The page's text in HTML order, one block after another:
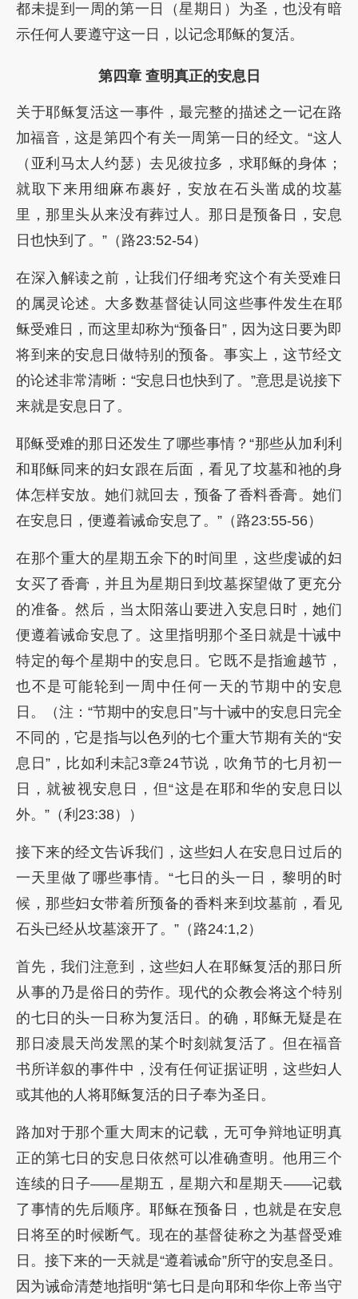
都未提到一周的第一日（星期日）为圣，也没有暗
示任何人要遵守这一日，以记念耶稣的复活。
第四章 查明真正的安息日
关于耶稣复活这一事件，最完整的描述之一记在路
加福音，这是第四个有关一周第一日的经文。“这人
（亚利马太人约瑟）去见彼拉多，求耶稣的身体；
就取下来用细麻布裹好，安放在石头凿成的坟墓
里，那里头从来没有葬过人。那日是预备日，安息
日也快到了。”（路23:52-54）
在深入解读之前，让我们仔细考究这个有关受难日
的属灵论述。大多数基督徒认同这些事件发生在耶
稣受难日，而这里却称为“预备日”，因为这日要为即
将到来的安息日做特别的预备。事实上，这节经文
的论述非常清晰：“安息日也快到了。”意思是说接下
来就是安息日了。
耶稣受难的那日还发生了哪些事情？“那些从加利利
和耶稣同来的妇女跟在后面，看见了坟墓和祂的身
体怎样安放。她们就回去，预备了香料香膏。她们
在安息日，便遵着诫命安息了。”（路23:55-56）
在那个重大的星期五余下的时间里，这些虔诚的妇
女买了香膏，并且为星期日到坟墓探望做了更充分
的准备。然后，当太阳落山要进入安息日时，她们
便遵着诫命安息了。这里指明那个圣日就是十诫中
特定的每个星期中的安息日。它既不是指逾越节，
也不是可能轮到一周中任何一天的节期中的安息
日。（注：“节期中的安息日”与十诫中的安息日完全
不同的，它是指与以色列的七个重大节期有关的“安
息日”，比如利未記3章24节说，吹角节的七月初一
日，就被视安息日，但“这是在耶和华的安息日以
外。”（利23:38））
接下来的经文告诉我们，这些妇人在安息日过后的
一天里做了哪些事情。“七日的头一日，黎明的时
候，那些妇女带着所预备的香料来到坟墓前，看见
石头已经从坟墓滚开了。”（路24:1,2）
首先，我们注意到，这些妇人在耶稣复活的那日所
从事的乃是俗日的劳作。现代的众教会将这个特别
的七日的头一日称为复活日。的确，耶稣无疑是在
那日凌晨天尚发黑的某个时刻就复活了。但在福音
书所详叙的事件中，没有任何证据证明，这些妇人
或其他的人将耶稣复活的日子奉为圣日。
路加对于那个重大周末的记载，无可争辩地证明真
正的第七日的安息日依然可以准确查明。他用三个
连续的日子——星期五，星期六和星期天——记载
了事情的先后顺序。耶稣在预备日，也就是在安息
日将至的时候断气。现在的基督徒称之为基督受难
日。接下来的一天就是“遵着诫命”所守的安息圣日。
因为诫命清楚地指明“第七日是向耶和华你上帝当守